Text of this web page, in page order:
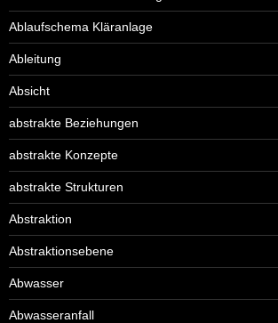
Ablaufschema Kläranlage
Ableitung
Absicht
abstrakte Beziehungen
abstrakte Konzepte
abstrakte Strukturen
Abstraktion
Abstraktionsebene
Abwasser
Abwasseranfall